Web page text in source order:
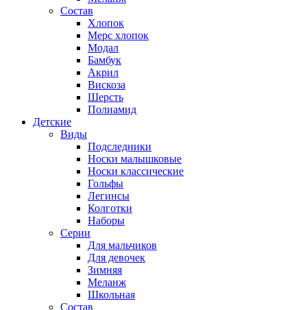
Состав
Хлопок
Мерс хлопок
Модал
Бамбук
Акрил
Вискоза
Шерсть
Полиамид
Детские
Виды
Подследники
Носки малышковые
Носки классические
Гольфы
Легинсы
Колготки
Наборы
Серии
Для мальчиков
Для девочек
Зимняя
Меланж
Школьная
Состав